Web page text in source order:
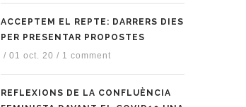
ACCEPTEM EL REPTE: DARRERS DIES
PER PRESENTAR PROPOSTES
/ 01 oct. 20 / 1 comment
REFLEXIONS DE LA CONFLUÈNCIA